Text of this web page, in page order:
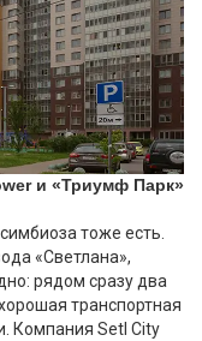
и «Триумф Парк»
тоже есть.
«Светлана»,
рядом сразу два
транспортная
Компания Setl City